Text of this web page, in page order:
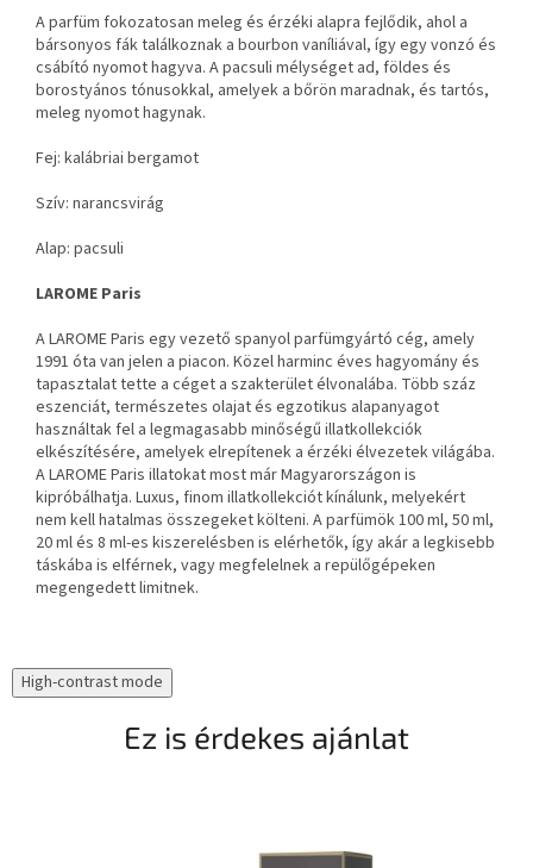
A parfüm fokozatosan meleg és érzéki alapra fejlődik, ahol a
bársonyos fák találkoznak a bourbon vaníliával, így egy vonzó és
csábító nyomot hagyva. A pacsuli mélységet ad, földes és
borostyános tónusokkal, amelyek a bőrön maradnak, és tartós,
meleg nyomot hagynak.
Fej: kalábriai bergamot
Szív: narancsvirág
Alap: pacsuli
LAROME Paris
A LAROME Paris egy vezető spanyol parfümgyártó cég, amely
1991 óta van jelen a piacon. Közel harminc éves hagyomány és
tapasztalat tette a céget a szakterület élvonalába. Több száz
eszenciát, természetes olajat és egzotikus alapanyagot
használtak fel a legmagasabb minőségű illatkollekciók
elkészítésére, amelyek elrepítenek a érzéki élvezetek világába.
A LAROME Paris illatokat most már Magyarországon is
kipróbálhatja. Luxus, finom illatkollekciót kínálunk, melyekért
nem kell hatalmas összegeket költeni. A parfümök 100 ml, 50 ml,
20 ml és 8 ml-es kiszerelésben is elérhetők, így akár a legkisebb
táskába is elférnek, vagy megfelelnek a repülőgépeken
megengedett limitnek.
High-contrast mode
Ez is érdekes ajánlat